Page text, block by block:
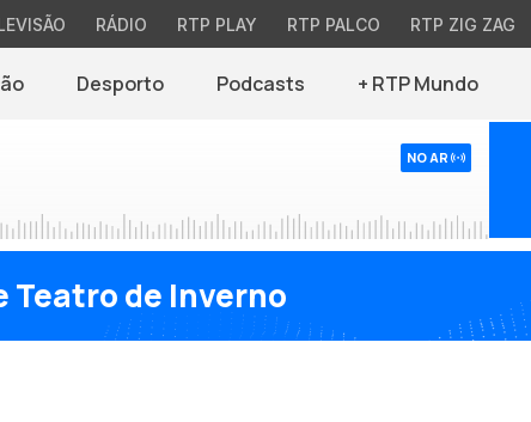
RÁDIO RTP PLAY RTP PALCO RTP ZIG ZAG
Desporto Podcasts + RTP Mundo
NO AR
de Inverno